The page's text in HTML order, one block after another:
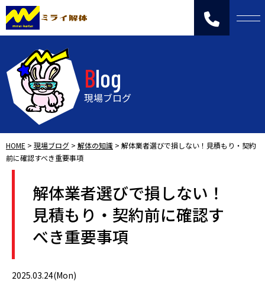
Blog
現場ブログ
HOME > 現場ブログ > 解体の知識 > 解体業者選びで損しない！見積もり・契約
前に確認すべき重要事項
解体業者選びで損しない！
見積もり・契約前に確認す
べき重要事項
2025.03.24(Mon)